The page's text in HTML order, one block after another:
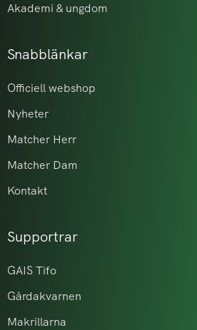
Akademi & ungdom
Snabblänkar
Officiell webshop
Nyheter
Matcher Herr
Matcher Dam
Kontakt
Supportrar
GAIS Tifo
Gårdakvarnen
Makrillarna